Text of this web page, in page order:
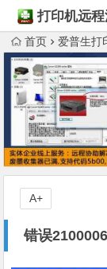
打印机远程
零首页 爱普生打
错误
A+